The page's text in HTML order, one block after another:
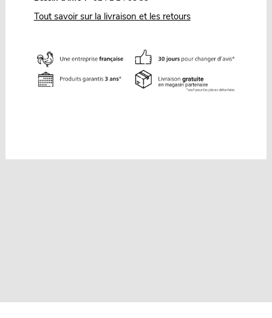
Tout savoir sur la livraison et les retours